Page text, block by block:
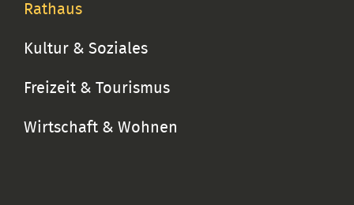
Rathaus
Kultur & Soziales
Freizeit & Tourismus
Wirtschaft & Wohnen